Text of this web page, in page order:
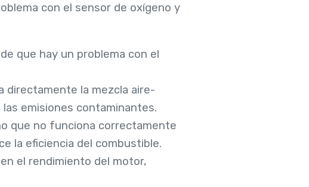
con el sensor de oxígeno y
que hay un problema con el
directamente la mezcla aire-
emisiones contaminantes.
que no funciona correctamente
la eficiencia del combustible.
el rendimiento del motor,